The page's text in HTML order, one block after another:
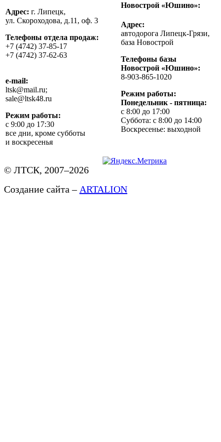
Адрес: г. Липецк,
ул. Скороходова, д.11, оф. 3
Телефоны отдела продаж:
+7 (4742) 37-85-17
+7 (4742) 37-62-63
e-mail:
ltsk@mail.ru;
sale@ltsk48.ru
Режим работы:
с 9:00 до 17:30
все дни, кроме субботы
и воскресенья
Новострой «Юшино»:
Адрес:
автодорога Липецк-Грязи,
база Новострой
Телефоны базы
Новострой «Юшино»:
8-903-865-1020
Режим работы:
Понедельник - пятница:
с 8:00 до 17:00
Суббота: с 8:00 до 14:00
Воскресенье: выходной
© ЛТСК, 2007–2026
Создание сайта – ARTALION